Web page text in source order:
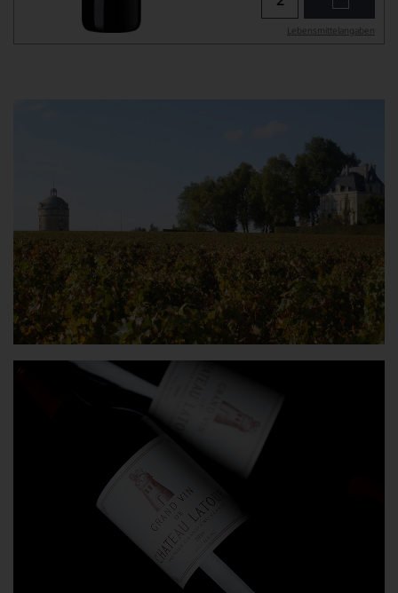
Lebensmittel­angaben